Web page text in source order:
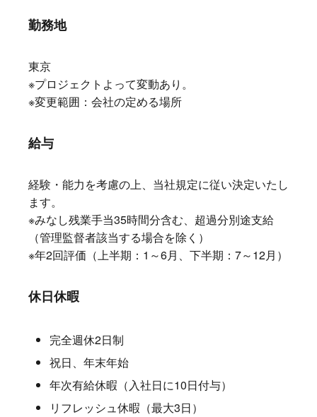
勤務地
東京
※プロジェクトよって変動あり。
※変更範囲：会社の定める場所
給与
経験・能力を考慮の上、当社規定に従い決定いたし
ます。
※みなし残業手当35時間分含む、超過分別途支給
（管理監督者該当する場合を除く）
※年2回評価（上半期：1～6月、下半期：7～12月）
休日休暇
完全週休2日制
祝日、年末年始
年次有給休暇（入社日に10日付与）
リフレッシュ休暇（最大3日）